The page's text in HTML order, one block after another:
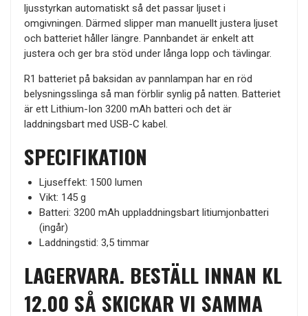
ljusstyrkan automatiskt så det passar ljuset i
omgivningen. Därmed slipper man manuellt justera ljuset
och batteriet håller längre. Pannbandet är enkelt att
justera och ger bra stöd under långa lopp och tävlingar.
R1 batteriet på baksidan av pannlampan har en röd
belysningsslinga så man förblir synlig på natten. Batteriet
är ett Lithium-Ion 3200 mAh batteri och det är
laddningsbart med USB-C kabel.
SPECIFIKATION
Ljuseffekt: 1500 lumen
Vikt: 145 g
Batteri: 3200 mAh uppladdningsbart litiumjonbatteri
(ingår)
Laddningstid: 3,5 timmar
LAGERVARA. BESTÄLL INNAN KL
12.00 SÅ SKICKAR VI SAMMA